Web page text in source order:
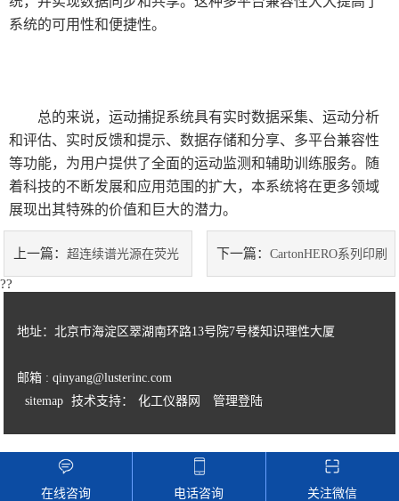
系统的可用性和便捷性。
总的来说，运动捕捉系统具有实时数据采集、运动分析
和评估、实时反馈和提示、数据存储和分享、多平台兼容性
等功能，为用户提供了全面的运动监测和辅助训练服务。随
着科技的不断发展和应用范围的扩大，本系统将在更多领域
展现出其特殊的价值和巨大的潜力。
上一篇：超连续谱光源在荧光 下一篇： CartonHERO系列印刷
??
地址：北京市海淀区翠湖南环路13号院7号楼知识理性大厦
邮箱 : qinyang@lusterinc.com
sitemap
技术支持： 化工仪器网 管理登陆
在线咨询 电话咨询 关注微信